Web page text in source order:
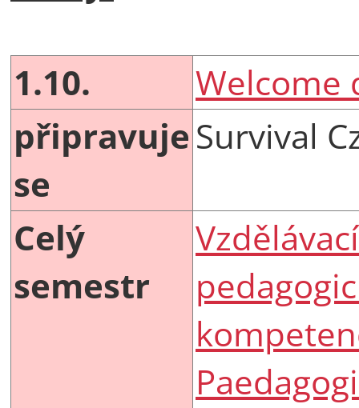
1.10.
Welcome
připravuje
se
Survival
Celý
semestr